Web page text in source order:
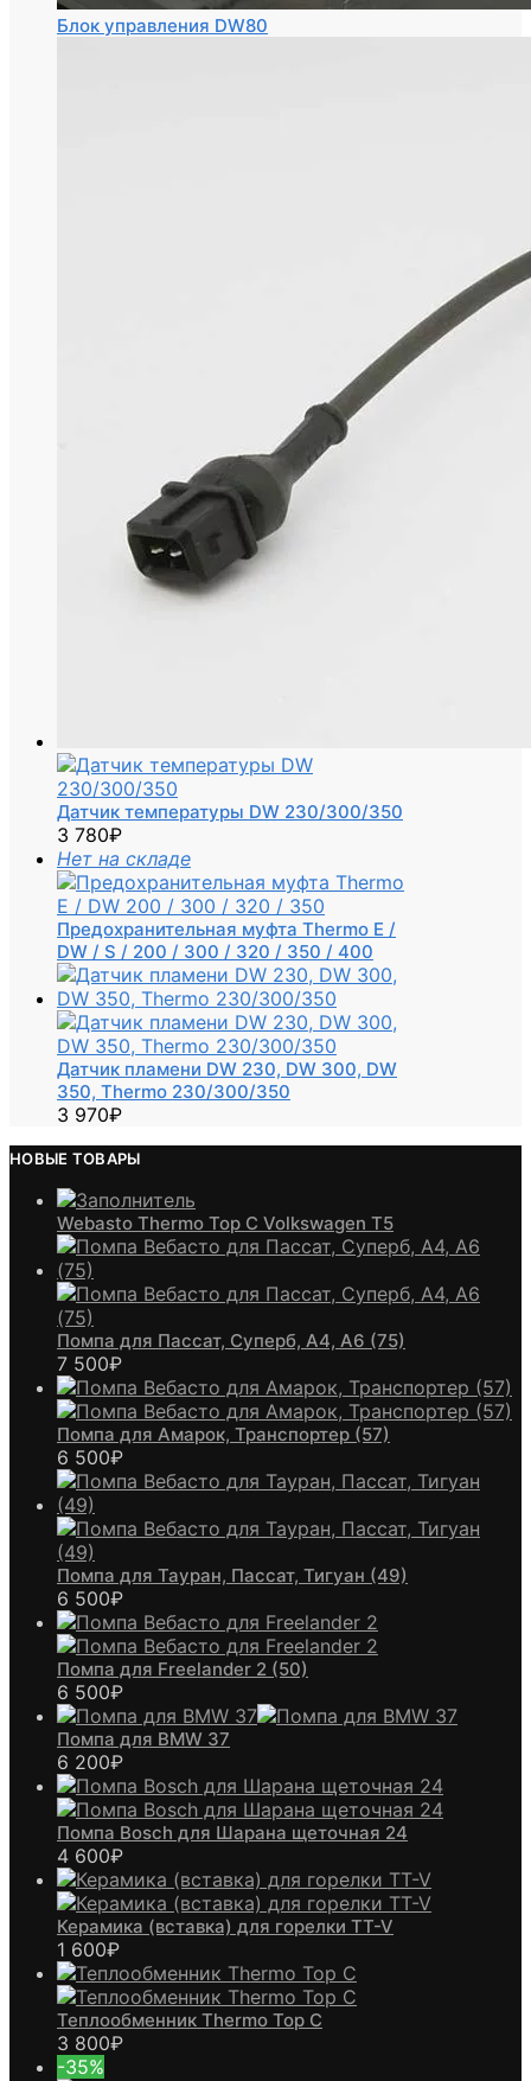
Блок управления DW80
Датчик температуры DW 230/300/350
3 780₽
Нет на складе
Предохранительная муфта Thermo E /
DW / S / 200 / 300 / 320 / 350 / 400
Датчик пламени DW 230, DW 300, DW
350, Thermo 230/300/350
3 970₽
НОВЫЕ ТОВАРЫ
Webasto Thermo Top C Volkswagen T5
Помпа для Пассат, Суперб, А4, А6 (75)
7 500₽
Помпа для Амарок, Транспортер (57)
6 500₽
Помпа для Тауран, Пассат, Тигуан (49)
6 500₽
Помпа для Freelander 2 (50)
6 500₽
Помпа для BMW 37
6 200₽
Помпа Bosch для Шарана щеточная 24
4 600₽
Керамика (вставка) для горелки TT-V
1 600₽
Теплообменник Thermo Top C
3 800₽
-35%